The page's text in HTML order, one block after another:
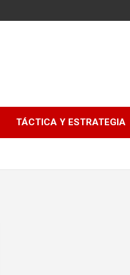
TÁCTICA Y ESTRATEGIA